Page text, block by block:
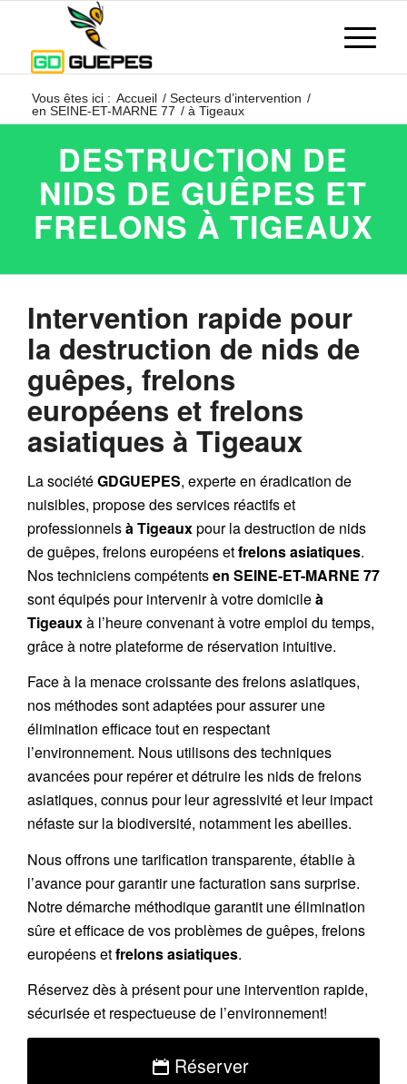
Vous êtes ici : Accueil / Secteurs d’intervention /
en SEINE-ET-MARNE 77 / à Tigeaux
DESTRUCTION DE
NIDS DE GUÊPES ET
FRELONS À TIGEAUX
Intervention rapide pour
la destruction de nids de
guêpes, frelons
européens et frelons
asiatiques à Tigeaux
La sociétéGDGUEPES, experte en éradication de
nuisibles, propose des services réactifs et
professionnelsà Tigeauxpour la destruction de nids
de guêpes, frelons européensetfrelons asiatiques.
Nos techniciens compétentsen SEINE-ET-MARNE 77
sont équipés pour intervenir à votre domicileà
Tigeauxà l’heure convenant à votre emploi du temps,
grâce à notre plateforme de réservation intuitive.
Face à la menace croissante des frelons asiatiques,
nos méthodes sont adaptées pour assurer une
élimination efficace tout en respectant
l’environnement. Nous utilisons des techniques
avancées pour repérer et détruire les nids defrelons
asiatiques, connus pour leur agressivité et leur impact
néfaste sur la biodiversité, notamment les abeilles.
Nous offrons unetarification transparente, établie à
l’avance pour garantir une facturation sans surprise.
Notre démarche méthodique garantit une élimination
sûre et efficace de vos problèmes de guêpes, frelons
européens etfrelons asiatiques.
Réservezdès à présent pour une intervention rapide,
sécurisée et respectueuse de l’environnement!
Réserver